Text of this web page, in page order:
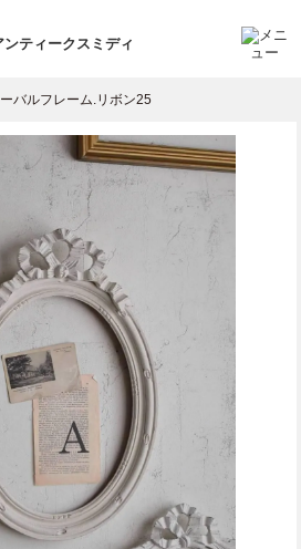
バルフレーム.リボン25